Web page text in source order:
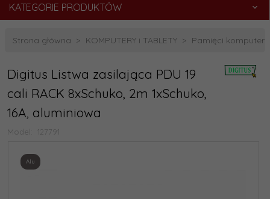
KATEGORIE PRODUKTÓW
Strona główna KOMPUTERY i TABLETY Pamięci
Digitus Listwa zasilająca PDU 19
cali RACK 8xSchuko, 2m 1xSchuko,
16A, aluminiowa
Model: 127791
Alu